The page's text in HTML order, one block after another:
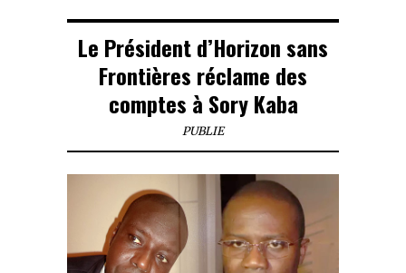
Le Président d’Horizon sans
Frontières réclame des
comptes à Sory Kaba
PUBLIE